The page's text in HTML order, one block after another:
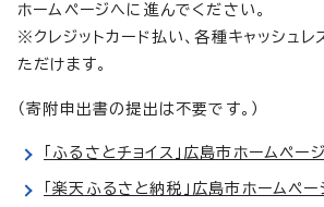
ホームページへに進んでください。
※クレジットカード払い、各種キャッシュ
ただけます。
（寄附申出書の提出は不要です。）
「ふるさとチョイス」広島市ホームペー
「楽天ふるさと納税」広島市ホームペー